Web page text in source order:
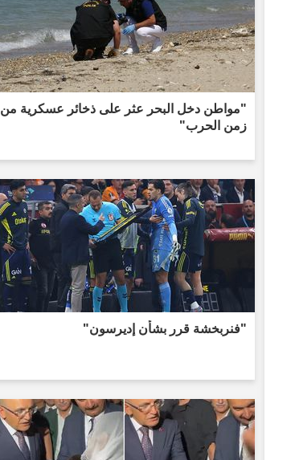
"مواطن دخل البحر عثر على ذخائر عسكرية من
زمن الحرب"
"فنربخشة قرر بشأن إديرسون"